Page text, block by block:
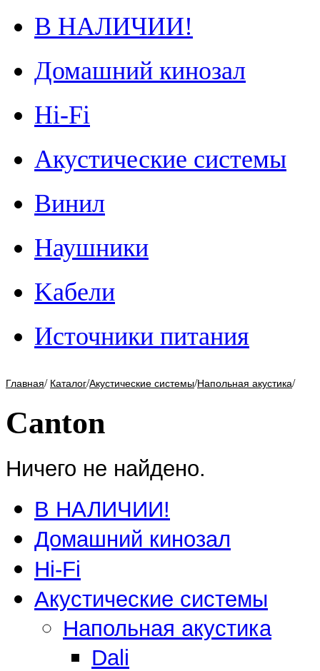
В НАЛИЧИИ!
Домашний кинозал
Hi-Fi
Акустические системы
Винил
Наушники
Kабели
Источники питания
Главная/ Каталог/Акустические системы/Напольная акустика/
Canton
Ничего не найдено.
В НАЛИЧИИ!
Домашний кинозал
Hi-Fi
Акустические системы
Напольная акустика
Dali